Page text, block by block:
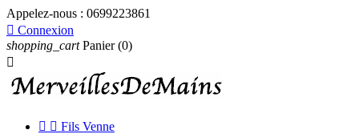
Appelez-nous : 0699223861
 Connexion
shopping_cart Panier (0)

  Fils Venne